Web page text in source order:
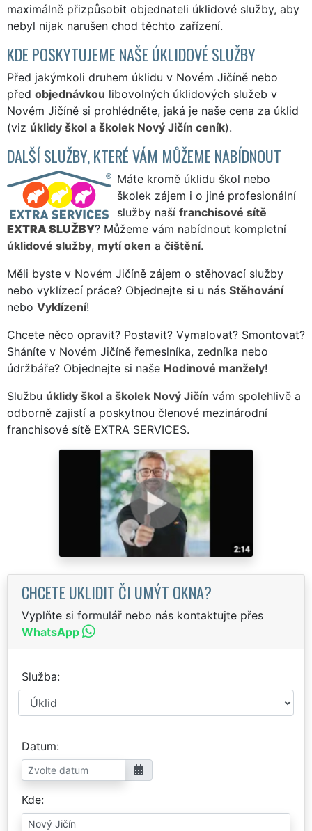
maximálně přizpůsobit objednateli úklidové služby, aby
nebyl nijak narušen chod těchto zařízení.
KDE POSKYTUJEME NAŠE ÚKLIDOVÉ SLUŽBY
Před jakýmkoli druhem úklidu v Novém Jičíně nebo
před objednávkou libovolných úklidových služeb v
Novém Jičíně si prohlédněte, jaká je naše cena za úklid
(viz úklidy škol a školek Nový Jičín ceník).
DALŠÍ SLUŽBY, KTERÉ VÁM MŮŽEME NABÍDNOUT
Máte kromě úklidu škol nebo
školek zájem i o jiné profesionální
služby naší franchisové sítě
EXTRA SLUŽBY? Můžeme vám nabídnout kompletní
úklidové služby, mytí oken a čištění.
Měli byste v Novém Jičíně zájem o stěhovací služby
nebo vyklízecí práce? Objednejte si u nás Stěhování
nebo Vyklízení!
Chcete něco opravit? Postavit? Vymalovat? Smontovat?
Sháníte v Novém Jičíně řemeslníka, zedníka nebo
údržbáře? Objednejte si naše Hodinové manžely!
Službu úklidy škol a školek Nový Jičín vám spolehlivě a
odborně zajistí a poskytnou členové mezinárodní
franchisové sítě EXTRA SERVICES.
CHCETE UKLIDIT ČI UMÝT OKNA?
Vyplňte si formulář nebo nás kontaktujte přes
WhatsApp
Služba
Datum
Kde